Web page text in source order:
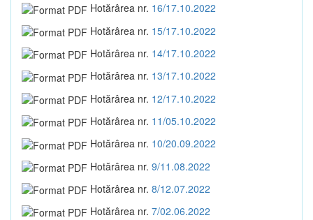
Hotărârea nr. 16/17.10.2022
Hotărârea nr. 15/17.10.2022
Hotărârea nr. 14/17.10.2022
Hotărârea nr. 13/17.10.2022
Hotărârea nr. 12/17.10.2022
Hotărârea nr. 11/05.10.2022
Hotărârea nr. 10/20.09.2022
Hotărârea nr. 9/11.08.2022
Hotărârea nr. 8/12.07.2022
Hotărârea nr. 7/02.06.2022